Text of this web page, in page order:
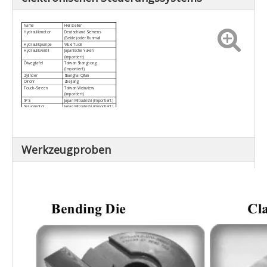
Name
Hersteller
Hydraulikmotor
Deutschland Siemens
(Beide) oder Runmali
Hydraulikpumpe
Wuxi Tuoli
Hydraulikventil Japanische Yuken
(importiert)
Ölwegtafel
Taiwan Shanghong
(Importiert)
Zylinder
Shanghai Qifan
Ölrohr
Zhejiang
Touch-Screen
Taiwan Weinview
(importiert)
SPS
Japan Mitsubishi (importiert)
Servomotor
Japan Mitsubishi (importiert)
Werkzeugproben